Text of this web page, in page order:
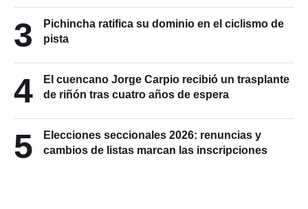
3
Pichincha ratifica su dominio en el ciclismo de
pista
4
El cuencano Jorge Carpio recibió un trasplante
de riñón tras cuatro años de espera
5
Elecciones seccionales 2026: renuncias y
cambios de listas marcan las inscripciones